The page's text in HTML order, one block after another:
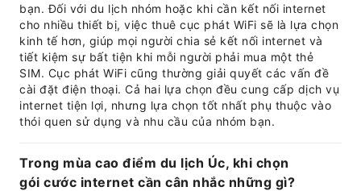
bạn. Đối với du lịch nhóm hoặc khi cần kết nối internet
cho nhiều thiết bị, việc thuê cục phát WiFi sẽ là lựa chọn
kinh tế hơn, giúp mọi người chia sẻ kết nối internet và
tiết kiệm sự bất tiện khi mỗi người phải mua một thẻ
SIM. Cục phát WiFi cũng thường giải quyết các vấn đề
cài đặt điện thoại. Cả hai lựa chọn đều cung cấp dịch vụ
internet tiện lợi, nhưng lựa chọn tốt nhất phụ thuộc vào
thói quen sử dụng và nhu cầu của nhóm bạn.
Trong mùa cao điểm du lịch Úc, khi chọn
gói cước internet cần cân nhắc những gì?